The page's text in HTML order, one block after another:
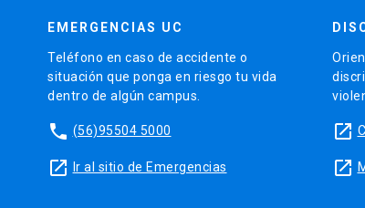
EMERGENCIAS UC
Teléfono en caso de accidente o
situación que ponga en riesgo tu vida
dentro de algún campus.
phone (56)95504 5000
launch Ir al sitio de Emergencias
launch
launch